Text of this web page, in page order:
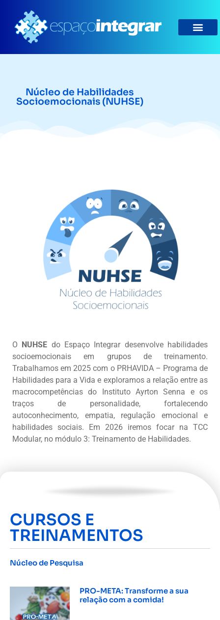
Núcleo de Habilidades
Socioemocionais (NUHSE)
O NUHSE do Espaço Integrar desenvolve habilidades
socioemocionais em grupos de treinamento.
Trabalhamos em 2025 com o PRHAVIDA – Programa de
Habilidades para a Vida e exploramos a relação entre as
macrocompetências do Instituto Ayrton Senna e os
traços de personalidade, fortalecendo
autoconhecimento, empatia, regulação emocional e
habilidades sociais. Em 2026 iremos focar na TCC
Modular, no módulo 3: Treinamento de Habilidades.
CURSOS E
TREINAMENTOS
Núcleo de Pesquisa
PRO-META: Transforme a sua
relação com a comida!